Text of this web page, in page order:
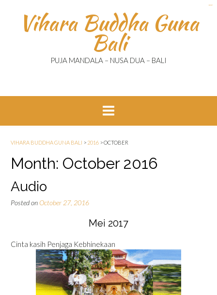
contentVihara Buddha Guna
Bali
PUJA MANDALA – NUSA DUA – BALI
VIHARA BUDDHA GUNA BALI > 2016 >OCTOBER
Month: October 2016
Audio
Posted on October 27, 2016
Mei 2017
Cinta kasih Penjaga Kebhinekaan